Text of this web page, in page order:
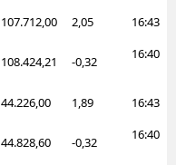
107.712,00 2,05
16:43
108.424,21 -0,32 16:40
44.226,00 1,89
16:43
44.828,60 -0,32 16:40